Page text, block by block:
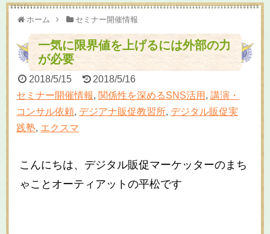
ホーム セミナー開催情報
一気に限界値を上げるには外部の力
が必要
2018/5/15
2018/5/16
セミナー開催情報, 関係性を深めるSNS活用 ,講演・
コンサル依頼, デジアナ販促教習所, デジタル販促実
践塾, エクスマ
こんにちは、デジタル販促マーケッターのまち
ゃことオーティアットの平松です